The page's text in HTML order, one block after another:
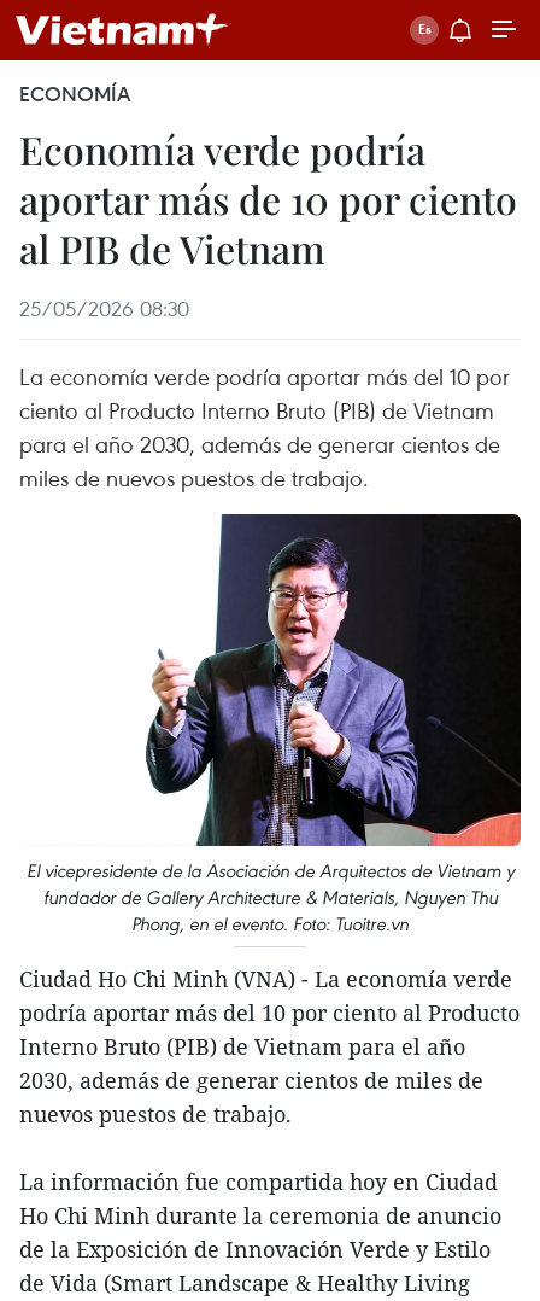
ECONOMÍA
Economía verde podría
aportar más de 10 por ciento
al PIB de Vietnam
25/05/2026 08:30
La economía verde podría aportar más del 10 por
ciento al Producto Interno Bruto (PIB) de Vietnam
para el año 2030, además de generar cientos de
miles de nuevos puestos de trabajo.
El vicepresidente de la Asociación de Arquitectos de Vietnam y
fundador de Gallery Architecture & Materials, Nguyen Thu
Phong, en el evento. Foto: Tuoitre.vn
Ciudad Ho Chi Minh (VNA) - La economía verde
podría aportar más del 10 por ciento al Producto
Interno Bruto (PIB) de Vietnam para el año
2030, además de generar cientos de miles de
nuevos puestos de trabajo.
La información fue compartida hoy en Ciudad
Ho Chi Minh durante la ceremonia de anuncio
de la Exposición de Innovación Verde y Estilo
de Vida (Smart Landscape & Healthy Living